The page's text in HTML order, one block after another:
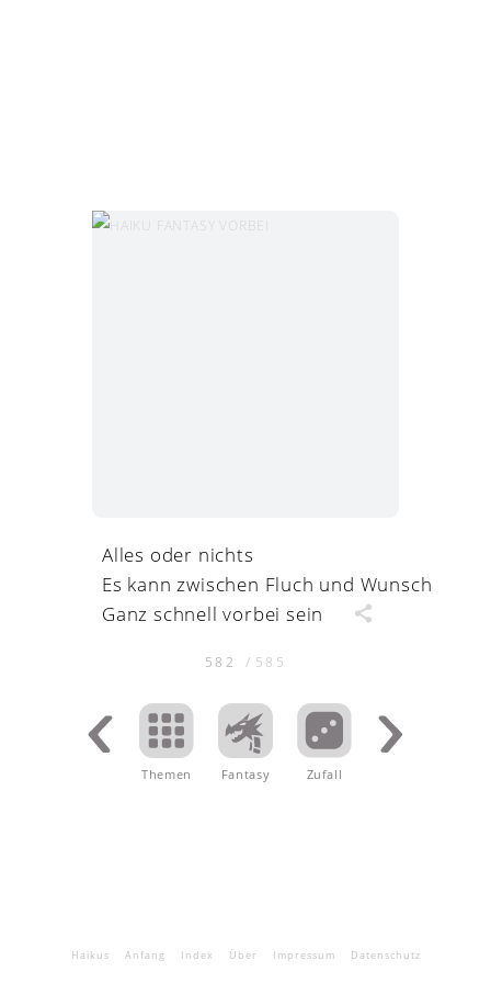
Alles oder nichts
Es kann zwischen Fluch und Wunsch
Ganz schnell vorbei sein
582 / 585
Themen Zufall
Fantasy
Haikus Anfang Index Über Impressum Datenschutz